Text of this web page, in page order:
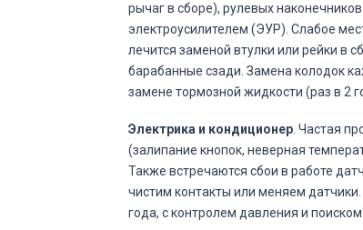
рычаг в сборе), рулевых
электроусилителем (ЭУР). Слабое
лечится заменой втулки или рейки в
барабанные сзади. Замена колодок
замене тормозной жидкости (раз в 2
Электрика и кондиционер. Частая
(залипание кнопок, неверная
Также встречаются сбои в работе
чистим контакты или меняем
года, с контролем давления и поиском